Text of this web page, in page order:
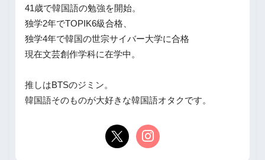
41歳で韓国語の勉強を開始。
独学2年でTOPIK6級合格、
独学4年で韓国の世宗サイバー大学に合格
現在文芸創作学科に在学中。
推しはBTSのジミン。
韓国語そのものが大好きな韓国語オタクです。